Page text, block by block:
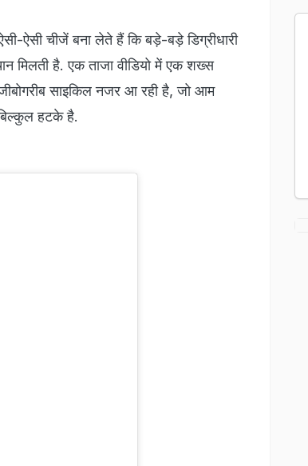
ऐसी चीजें बना लेते हैं कि बड़े-बड़े डिग्रीधारी
मिलती है. एक ताजा वीडियो में एक शख्स
साइकिल नजर आ रही है, जो आम
हटके है.